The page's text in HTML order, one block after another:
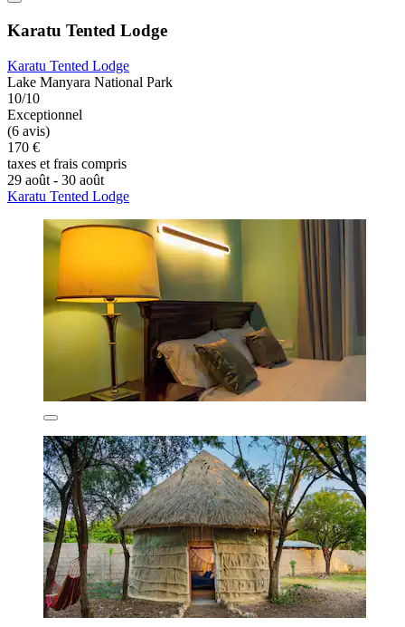
Karatu Tented Lodge
Karatu Tented Lodge
Lake Manyara National Park
10/10
Exceptionnel
(6 avis)
170 €
taxes et frais compris
29 août - 30 août
Karatu Tented Lodge